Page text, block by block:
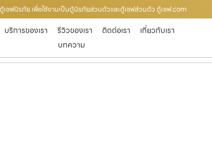
เซฟนิรภัย เพื่อใช้งานเป็นตู้นิรภัยส่วนตัวและตู้เซฟส่วนตัว ตู้เซฟ.com
บริการของเรา รีวิวของเรา ติดต่อเรา
เกี่ยวกับเรา
บทความ